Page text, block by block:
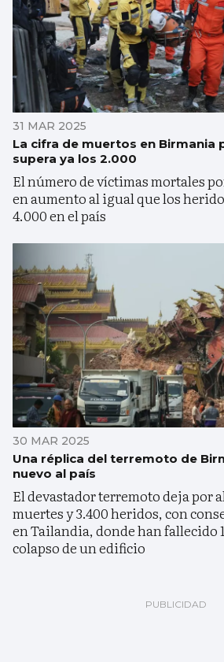
31 MAR 2025
La cifra de muertos en Birmania
supera ya los 2.000
El número de víctimas mortales
en aumento al igual que los
4.000 en el país
30 MAR 2025
Una réplica del terremoto de
nuevo al país
El devastador terremoto deja por
muertes y 3.400 heridos, con
en Tailandia, donde han fallecido
colapso de un edificio